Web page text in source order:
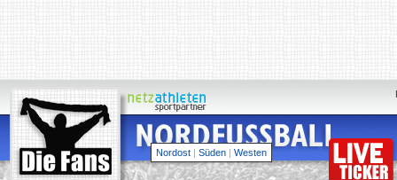
Nordost | Süden | Westen